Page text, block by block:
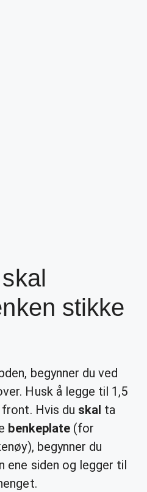
stikke
begynner du ved
Husk å legge til 1,5
Hvis du skal ta
benkeplate(for
begynner du
ene siden og legger til